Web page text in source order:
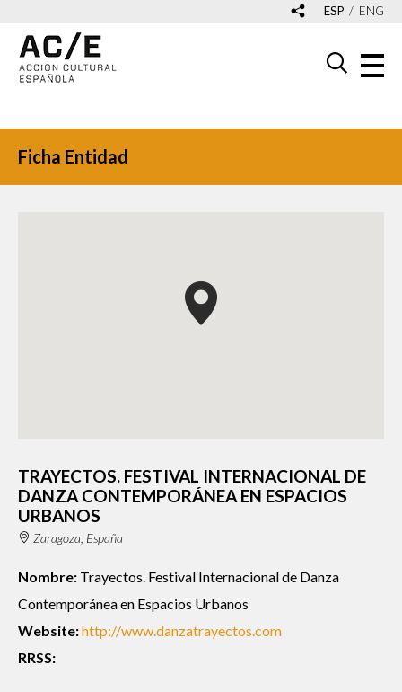
ESP ENG
Ficha Entidad
TRAYECTOS. FESTIVAL INTERNACIONAL DE
DANZA CONTEMPORÁNEA EN ESPACIOS
URBANOS
Zaragoza, España
Nombre: Trayectos. Festival Internacional de Danza
Contemporánea en Espacios Urbanos
Website:http://www.danzatrayectos.com
RRSS: